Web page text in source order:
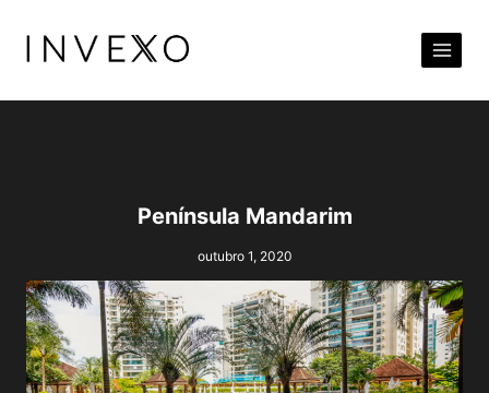
para
Conteúdo
Península Mandarim
outubro 1, 2020